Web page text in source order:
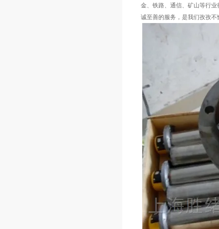
金、铁路、通信、矿山等行
诚至善的服务，是我们孜孜不